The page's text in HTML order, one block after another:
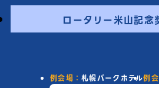
ロータリー米山記念
例会場：札幌パークホテル例